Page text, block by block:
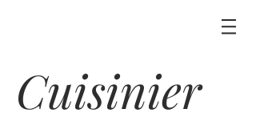
Cuisinier